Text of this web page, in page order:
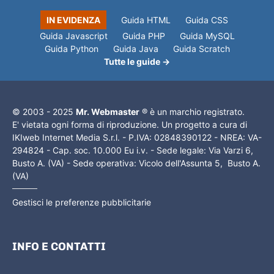
IN EVIDENZA Guida HTML
Guida CSS
Guida Javascript
Guida PHP
Guida MySQL
Guida Python
Guida Java
Guida Scratch
Tutte le guide →
© 2003 - 2025 Mr. Webmaster ® è un marchio registrato.
E' vietata ogni forma di riproduzione. Un progetto a cura di
IKIweb Internet Media S.r.l. - P.IVA: 02848390122 - NREA: VA-
294824 - Cap. soc. 10.000 Eu i.v. - Sede legale: Via Varzi 6,
Busto A. (VA) - Sede operativa: Vicolo dell'Assunta 5, Busto A.
(VA)
Gestisci le preferenze pubblicitarie
INFO E CONTATTI